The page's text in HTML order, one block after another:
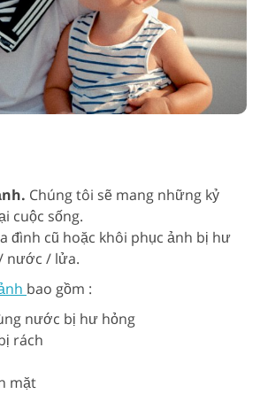
Chúng tôi sẽ mang những kỷ
cuộc sống.
đình cũ hoặc khôi phục ảnh bị hư
nước / lửa.
bao gồm :
nước bị hư hỏng
rách
mặt